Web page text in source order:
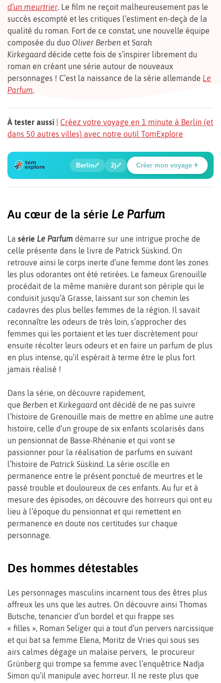
d’un meurtrier. Le film ne reçoit malheureusement pas le
succès escompté et les critiques l’estiment en-deçà de la
qualité du roman. Fort de ce constat, une nouvelle équipe
composée du duo Oliver Berben et Sarah
Kirkegaard décide cette fois de s’inspirer librement du
roman en créant une série autour de nouveaux
personnages ! C’est la naissance de la série allemande Le
Parfum.
À tester aussi
Créez votre voyage en 1 minute à Berlin (et
dans 50 autres villes) avec notre outil TomExplore
🔍
🔍
🔍
🍲
🔍
🔍
6
Place Potsdamer
Berlin 2j Créer mon voyage
Au cœur de la série Le Parfum
La série Le Parfum démarre sur une intrigue proche de
celle présente dans le livre de Patrick Süskind. On
retrouve ainsi le corps inerte d’une femme dont les zones
les plus odorantes ont été retirées. Le fameux Grenouille
procédait de la même manière durant son périple qui le
conduisit jusqu’à Grasse, laissant sur son chemin les
cadavres des plus belles femmes de la région. Il savait
reconnaître les odeurs de très loin, s’approcher des
femmes qui les portaient et les tuer discrètement pour
ensuite récolter leurs odeurs et en faire un parfum de plus
en plus intense, qu’il espérait à terme être le plus fort
jamais réalisé !
Dans la série, on découvre rapidement,
que Berben et Kirkegaard ont décidé de ne pas suivre
l’histoire de Grenouille mais de mettre en abîme une autre
histoire, celle d’un groupe de six enfants scolarisés dans
un pensionnat de Basse-Rhénanie et qui vont se
passionner pour la réalisation de parfums en suivant
l’histoire de Patrick Süskind. La série oscille en
permanence entre le présent ponctué de meurtres et le
passé trouble et douloureux de ces enfants. Au fur et à
mesure des épisodes, on découvre des horreurs qui ont eu
lieu à l’époque du pensionnat et qui remettent en
permanence en doute nos certitudes sur chaque
personnage.
Des hommes détestables
Les personnages masculins incarnent tous des êtres plus
affreux les uns que les autres. On découvre ainsi Thomas
Butsche, tenancier d’un bordel et qui frappe ses
« filles », Roman Seliger qui a tout d’un pervers narcissique
et qui bat sa femme Elena, Moritz de Vries qui sous ses
airs calmes dégage un malaise pervers, le procureur
Grünberg qui trompe sa femme avec l’enquêtrice Nadja
Simon qu’il manipule avec horreur. Il ne reste plus que